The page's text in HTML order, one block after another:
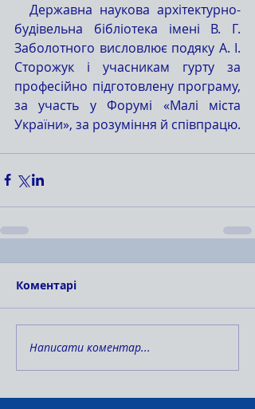
будівельна бібліотека імені В. Г.
Заболотного висловлює подяку А. І.
Сторожук і учасникам гурту за
професійно підготовлену програму,
за участь у Форумі «Малі міста
України», за розуміння й співпрацю.
Коментарі
Написати коментар...